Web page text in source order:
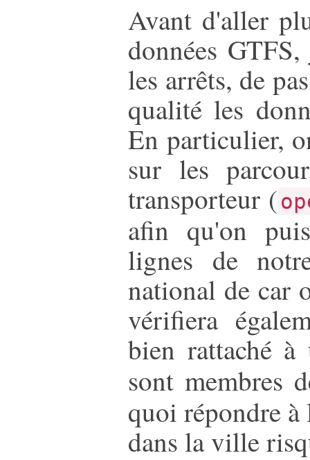
Avant d'aller
données
les arrêts, de
qualité les
En particulier,
sur les
transporteur (
afin qu'on
lignes de
national de car
vérifiera
bien rattaché
sont membres
quoi répondre
dans la ville